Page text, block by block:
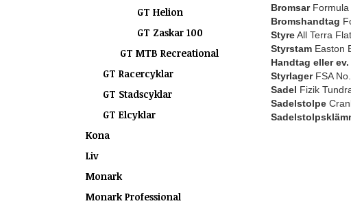
GT Helion
GT Zaskar 100
GT MTB Recreational
GT Racercyklar
GT Stadscyklar
GT Elcyklar
Kona
Liv
Monark
Monark Professional
BromsarFormula
Bromshandtag
StyreAll Terra
StyrstamEaston
Handtag eller
StyrlagerFSA
Sadel Fizik
Sadelstolpe